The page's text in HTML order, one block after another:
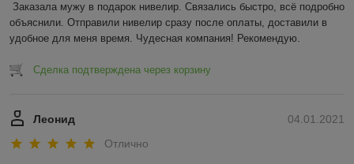
Заказала мужу в подарок нивелир. Связались быстро, всё подробно
объяснили. Отправили нивелир сразу после оплаты, доставили в
удобное для меня время. Чудесная компания! Рекомендую.
Сделка подтверждена через корзину
04.01.2021
Леонид
Отлично